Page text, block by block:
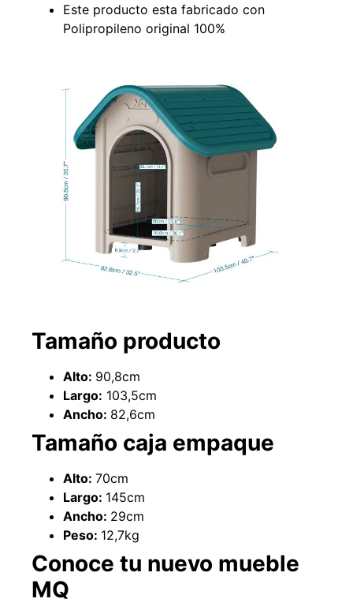
Este producto esta fabricado con
Polipropileno original 100%
Tamaño producto
Alto: 90,8cm
Largo: 103,5cm
Ancho: 82,6cm
Tamaño caja empaque
Alto: 70cm
Largo: 145cm
Ancho: 29cm
Peso: 12,7kg
Conoce tu nuevo mueble
MQ
Pasto sintético ornamental
Importado USA: Summer
densidad 35mm Rollo
4,57*30,48mts
$2.002.243
$
Leer más
Empaquetadura 1/4" 6.4mm
hypalon sin tela 3 MPA
$1.192.666 $930.490
4.8mm neopreno con 1 tela
3.5MP
$803.797
Agregar al carrito